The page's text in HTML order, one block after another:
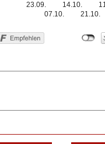
23.09.
07.10.
14.10.
21.10.